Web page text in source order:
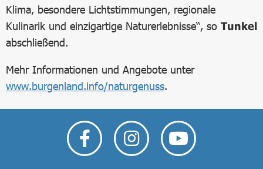
Klima, besondere Lichtstimmungen, regionale
Kulinarik und einzigartige Naturerlebnisse“, so Tunkel
abschließend.
Mehr Informationen und Angebote unter
www.burgenland.info/naturgenuss.